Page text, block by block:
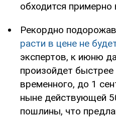
обходится примерно
Рекордно
расти в цене не
экспертов, к июню
произойдет
временного, до 1
ныне действующей
пошлины, что